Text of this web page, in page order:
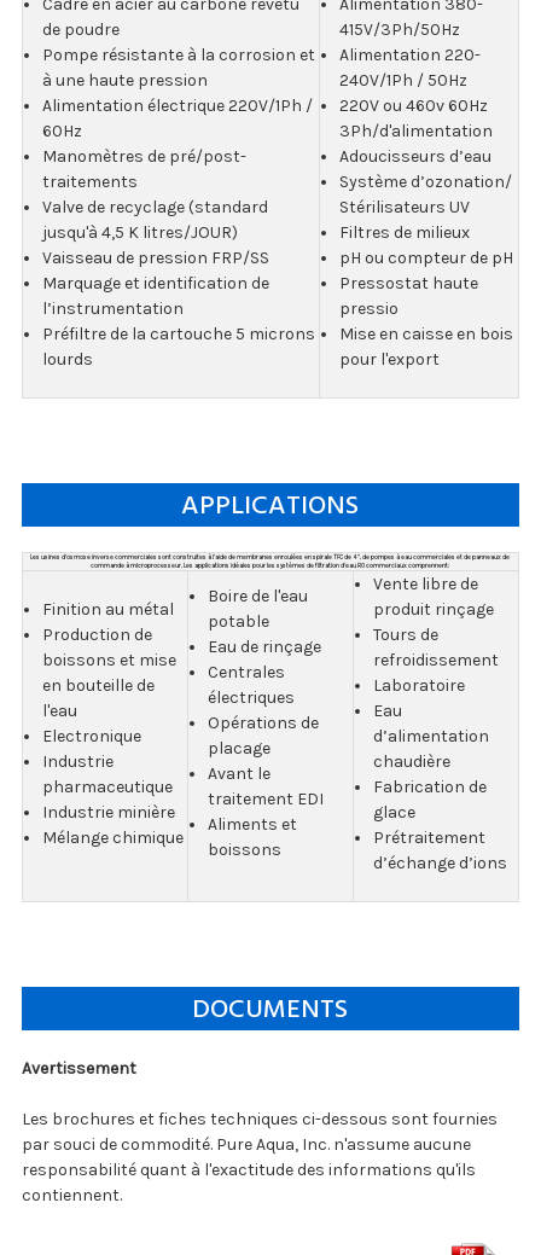
Cadre en acier au carbone revêtu
de poudre
Pompe résistante à la corrosion et
à une haute pression
Alimentation électrique 220V/1Ph /
60Hz
Manomètres de pré/post-
traitements
Valve de recyclage (standard
jusqu'à 4,5 K litres/JOUR)
Vaisseau de pression FRP/SS
Marquage et identification de
l’instrumentation
Préfiltre de la cartouche 5 microns
lourds
Alimentation 380-
415V/3Ph/50Hz
Alimentation 220-
240V/1Ph / 50Hz
220V ou 460v 60Hz
3Ph/d'alimentation
Adoucisseurs d’eau
Système d’ozonation/
Stérilisateurs UV
Filtres de milieux
pH ou compteur de pH
Pressostat haute
pressio
Mise en caisse en bois
pour l'export
APPLICATIONS
Les usines d'osmose inverse commerciales sont construites à l'aide de membranes enroulées en spirale TFC de 4 ", de pompes à eau commerciales et de panneaux de
commande à microprocesseur. Les applications idéales pour les systèmes de filtration d'eau RO commerciaux comprennent:
Finition au métal
Production de
boissons et mise
en bouteille de
l'eau
Electronique
Industrie
pharmaceutique
Industrie minière
Mélange chimique
Boire de l'eau
potable
Eau de rinçage
Centrales
électriques
Opérations de
placage
Avant le
traitement EDI
Aliments et
boissons
Vente libre de
produit rinçage
Tours de
refroidissement
Laboratoire
Eau
d’alimentation
chaudière
Fabrication de
glace
Prétraitement
d’échange d’ions
DOCUMENTS
Avertissement
Les brochures et fiches techniques ci-dessous sont fournies
par souci de commodité. Pure Aqua, Inc. n'assume aucune
responsabilité quant à l'exactitude des informations qu'ils
contiennent.